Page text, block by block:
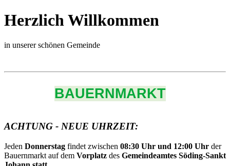
Herzlich Willkommen
in unserer schönen Gemeinde
BAUERNMARKT
ACHTUNG - NEUE UHRZEIT:
Jeden Donnerstag findet zwischen 08:30 Uhr und 12:00 Uhr der
Bauernmarkt auf dem Vorplatz des Gemeindeamtes Söding-Sankt